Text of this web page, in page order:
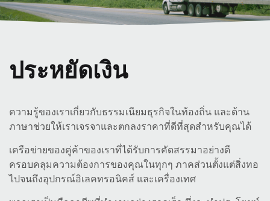
ประหยัดเงิน
ความรู้ของเราเกี่ยวกับธรรมเนียมธุรกิจในท้องถิ่น และด้าน
ภาษาช่วยให้เราเจรจาและตกลงราคาที่ดีที่สุดสำหรับคุณได้
เครือข่ายของคู่ค้าของเราที่ได้รับการคัดสรรมาอย่างดี
ครอบคลุมความต้องการของคุณในทุกๆ ภาคส่วนตั้งแต่สิ่งทอ
ไปจนถึงอุปกรณ์อิเลคทรอนิคส์ และเครื่องเทศ